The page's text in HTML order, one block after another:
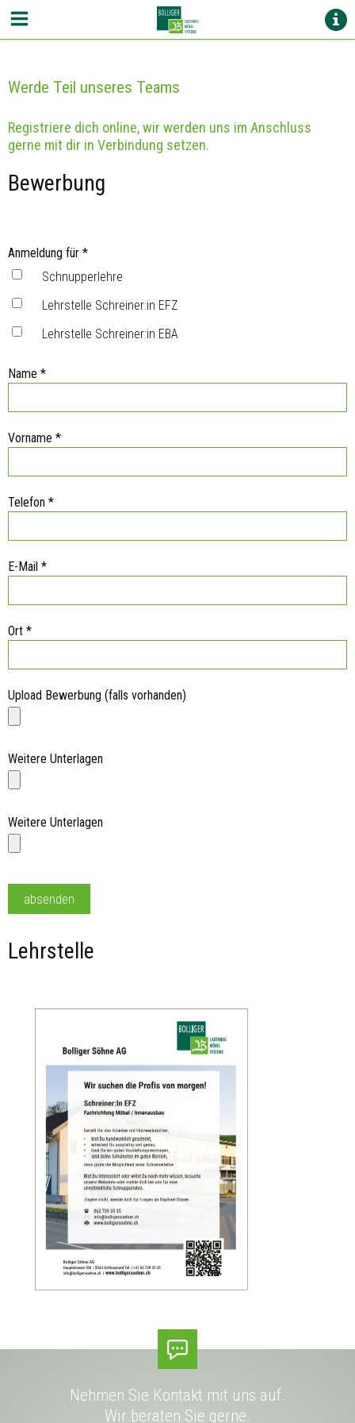
Werde Teil unseres Teams
Registriere dich online, wir werden uns im Anschluss
gerne mit dir in Verbindung setzen.
Bewerbung
Anmeldung für *
Schnupperlehre
Lehrstelle Schreiner:in EFZ
Lehrstelle Schreiner:in EBA
Name *
Vorname *
Telefon *
E-Mail *
Ort *
Upload Bewerbung (falls vorhanden)
Weitere Unterlagen
Weitere Unterlagen
Lehrstelle
Nehmen Sie Kontakt mit uns auf.
Wir beraten Sie gerne.